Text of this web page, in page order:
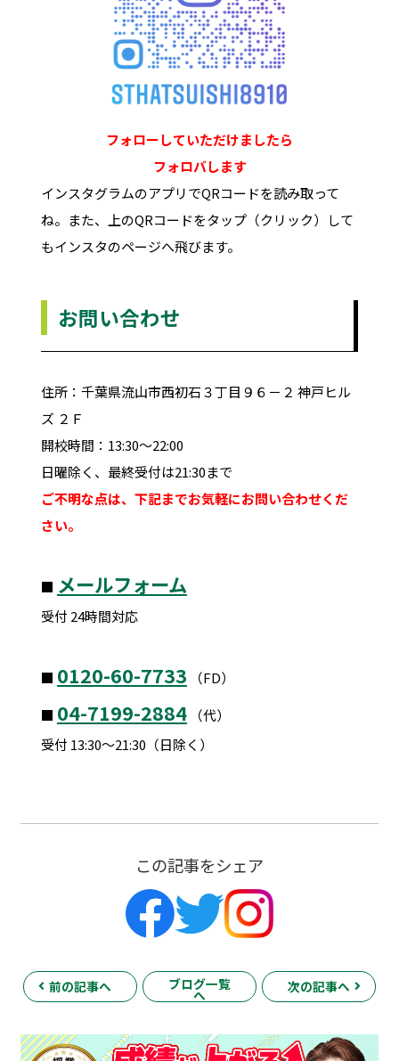
フォローしていただけましたら
フォロバします
インスタグラムのアプリでQRコードを読み取って
ね。また、上のQRコードをタップ（クリック）して
もインスタのページへ飛びます。
お問い合わせ
住所：千葉県流山市西初石３丁目９６－２ 神戸ヒル
ズ ２Ｆ
開校時間：13:30～22:00
日曜除く、最終受付は21:30まで
ご不明な点は、下記までお気軽にお問い合わせくだ
さい。
■ メールフォーム
受付 24時間対応
■ 0120-60-7733 （FD）
■ 04-7199-2884（代）
受付 13:30～21:30（日除く）
この記事をシェア
前の記事へ ブログ一覧
へ
次の記事へ